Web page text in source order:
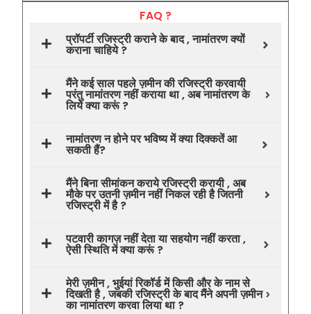
FAQ ?
प्रॉपर्टी रजिस्ट्री कराने के बाद , नामांतरण क्यों
कराना चाहिये ?
मैंने कई साल पहले ज़मीन की रजिस्ट्री करवायी
परंतु नामांतरण नहीं कराया था , अब नामांतरण के
लिये क्या करूं ?
नामांतरण न होने पर भविष्य में क्या दिक्कतें आ
सकती हैं?
मैंने बिना सीमांकन कराये रजिस्ट्री करायी , अब
मौके पर उतनी ज़मीन नहीं निकल रही है जितनी
रजिस्ट्री में है ?
पटवारी कागज़ नहीं देता या सहयोग नहीं करता ,
ऐसी स्थिति में क्या करूं ?
मेरी ज़मीन , भुईयां रिकॉर्ड में किसी और के नाम से
दिखती है , जबकी रजिस्ट्री के बाद मैंने अपनी ज़मीन
का नामांतरण करवा लिया था ?